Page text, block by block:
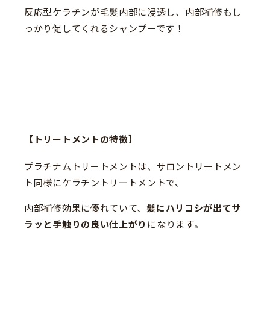
反応型ケラチンが毛髪内部に浸透し、内部補修もし
っかり促してくれるシャンプーです！
【トリートメントの特徴】
プラチナムトリートメントは、サロントリートメン
ト同様にケラチントリートメントで、
内部補修効果に優れていて、髪にハリコシが出てサ
ラッと手触りの良い仕上がり になります。